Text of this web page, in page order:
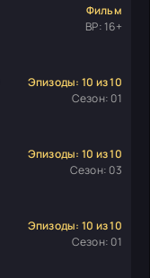
Фильм
ВР: 16+
Эпизоды: 10 из 10
Сезон: 01
Эпизоды: 10 из 10
Сезон: 03
Эпизоды: 10 из 10
Сезон: 01